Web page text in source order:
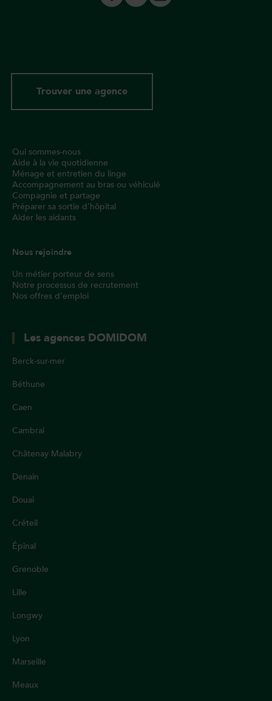
Trouver une agence
Qui sommes-nous
Aide à la vie quotidienne
Ménage et entretien du linge
Accompagnement au bras ou véhiculé
Compagnie et partage
Préparer sa sortie d'hôpital
Aider les aidants
Nous rejoindre
Un métier porteur de sens
Notre processus de recrutement
Nos offres d’emploi
Les agences DOMIDOM
Berck-sur-mer
Béthune
Caen
Cambrai
Châtenay Malabry
Denain
Douai
Créteil
Épinal
Grenoble
Lille
Longwy
Lyon
Marseille
Meaux